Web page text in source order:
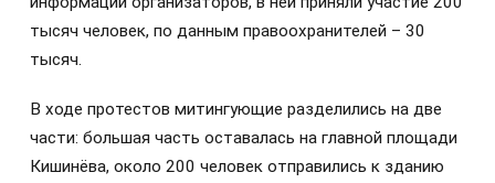
тысяч человек, по данным правоохранителей – 30
тысяч.
В ходе протестов митингующие разделились на две
части: большая часть оставалась на главной площади
Кишинёва, около 200 человек отправились к зданию